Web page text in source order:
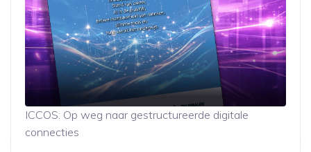
ICCOS: Op weg naar gestructureerde digitale
connecties